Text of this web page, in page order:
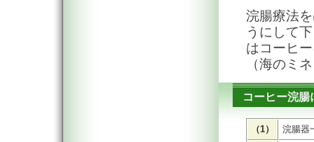
浣腸療法
うにして
はコーヒ
（海のミ
コーヒー浣腸
（1）
浣腸器